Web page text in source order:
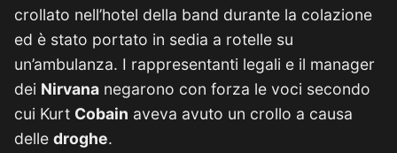
crollato nell’hotel della band durante la colazione
ed è stato portato in sedia a rotelle su
un’ambulanza. I rappresentanti legali e il manager
dei Nirvana negarono con forza le voci secondo
cui Kurt Cobain aveva avuto un crollo a causa
delle droghe.